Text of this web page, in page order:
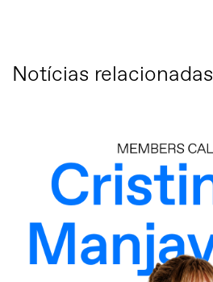
Notícias relacionadas